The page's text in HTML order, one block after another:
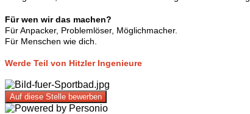
Für wen wir das machen?
Für Anpacker, Problemlöser, Möglichmacher.
Für Menschen wie dich.
Werde Teil von Hitzler Ingenieure
Auf diese Stelle bewerben